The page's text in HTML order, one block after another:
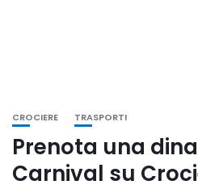
CROCIERE TRASPORTI
Prenota una
Carnival su